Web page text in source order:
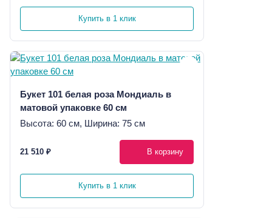
Купить в 1 клик
Букет 101 белая роза Мондиаль в
матовой упаковке 60 см
Высота: 60 см, Ширина: 75 см
21 510 ₽ В корзину
Купить в 1 клик